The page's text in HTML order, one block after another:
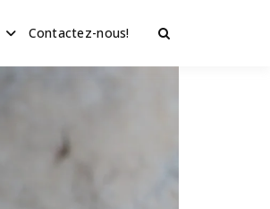
Contactez-nous!